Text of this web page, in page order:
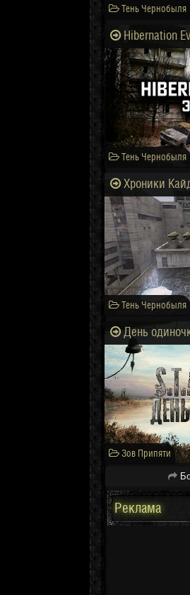
Тень Чернобыля
Hibernation
Тень Чернобыля
Хроники
Тень Чернобыля
День
Зов Припяти
Реклама